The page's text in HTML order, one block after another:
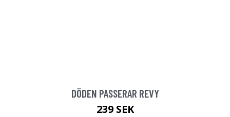
DÖDEN PASSERAR REVY
239 SEK